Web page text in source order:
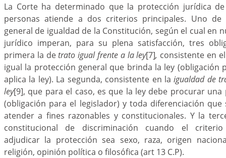
La Corte ha determinado que la protección jurídica
personas atiende a dos criterios principales. Uno
general de igualdad de la Constitución, según el cual en
jurídico imperan, para su plena satisfacción, tres
primera la detrato igual frente a la ley[7], consistente en
igual la protección general que brinda la ley (obligación
aplica la ley). La segunda, consistente en laigualdad de
ley[9], que para el caso, es que la ley debe procurar
(obligación para el legislador) y toda diferenciación que
atender a fines razonables y constitucionales. Y la
constitucional de discriminación cuando el
adjudicar la protección sea sexo, raza, origen
religión, opinión política o filosófica (art 13 C.P).